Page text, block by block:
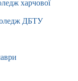
харчової
ДБТУ